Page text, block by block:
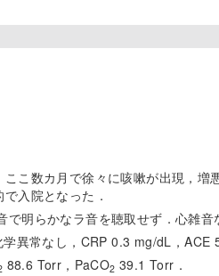
ここ数カ月で徐々に咳嗽が出現，
入院となった．
で明らかなラ音を聴取せず．心雑
異常なし，CRP 0.3 mg/dL，ACE
88.6 Torr，PaCO2 39.1 Torr．